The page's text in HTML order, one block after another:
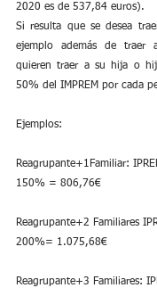
2020 es de 537,84 euros).
Si resulta que se desea
ejemplo además de
quieren traer a su hija o
50% del IMPREM por cada
Ejemplos:
Reagrupante+1Familiar:
150% = 806,76€
Reagrupante+2 Familiares
200%= 1.075,68€
Reagrupante+3 Familiares: